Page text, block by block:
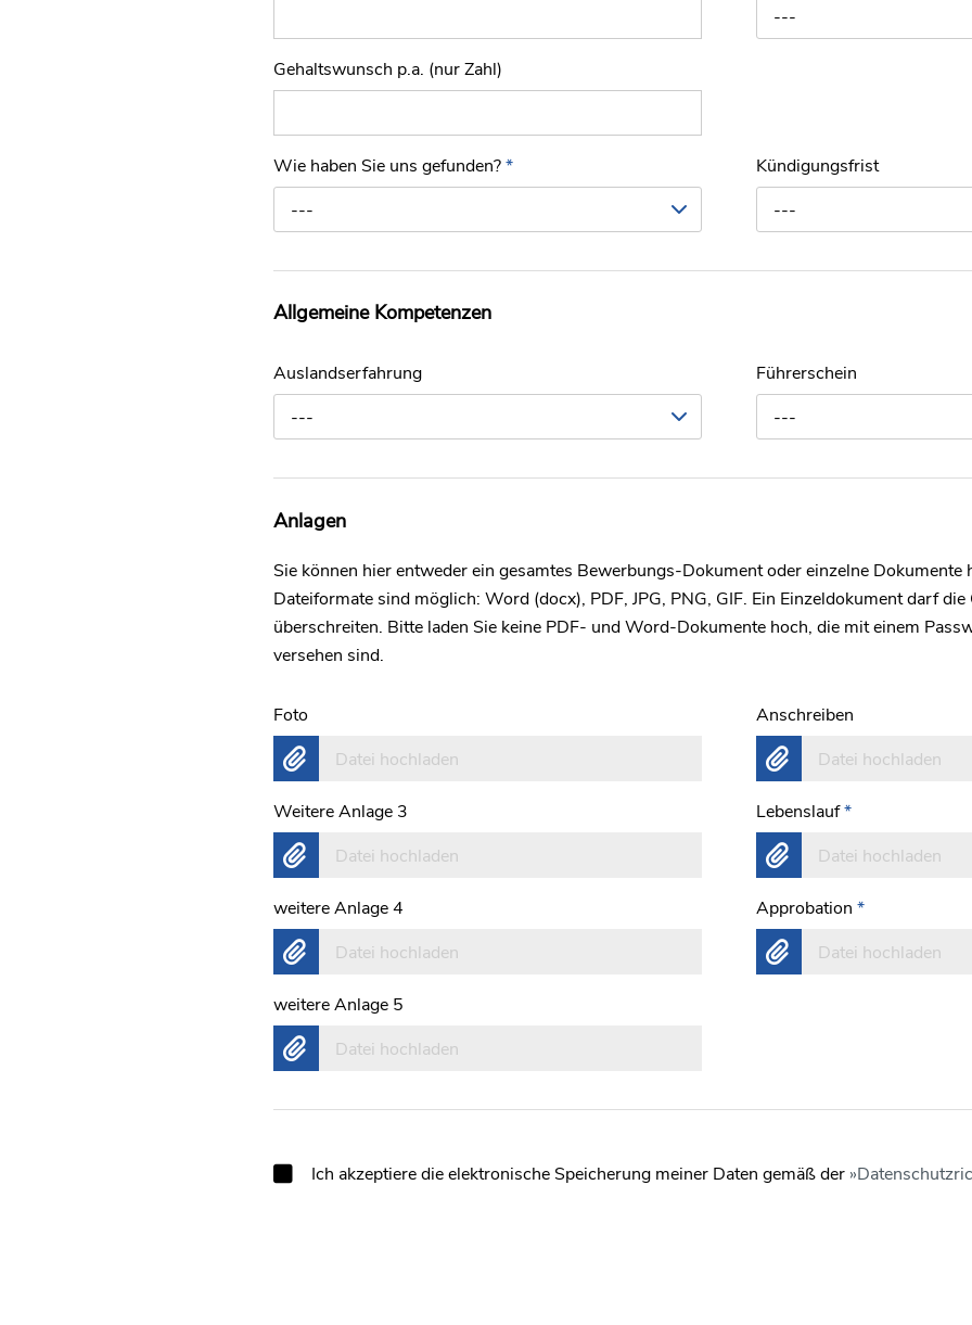
---
Gehaltswunsch p.a. (nur Zahl)
Wie haben Sie uns gefunden?*
---
Kündigungsfrist
---
Allgemeine Kompetenzen
Auslandserfahrung
---
Führerschein
---
Anlagen
Sie können hier entweder ein gesamtes Bewerbungs-Dokument oder einzelne Dokumente
Dateiformate sind möglich: Word (docx), PDF, JPG, PNG, GIF. Ein Einzeldokument darf
überschreiten. Bitte laden Sie keine PDF- und Word-Dokumente hoch, die mit einem
versehen sind.
Foto
Datei hochladen
Anschreiben
Datei hochladen
Weitere Anlage 3
Datei hochladen
Lebenslauf*
Datei hochladen
weitere Anlage 4
Datei hochladen
Approbation*
Datei hochladen
weitere Anlage 5
Datei hochladen
Ich akzeptiere die elektronische Speicherung meiner Daten gemäß der